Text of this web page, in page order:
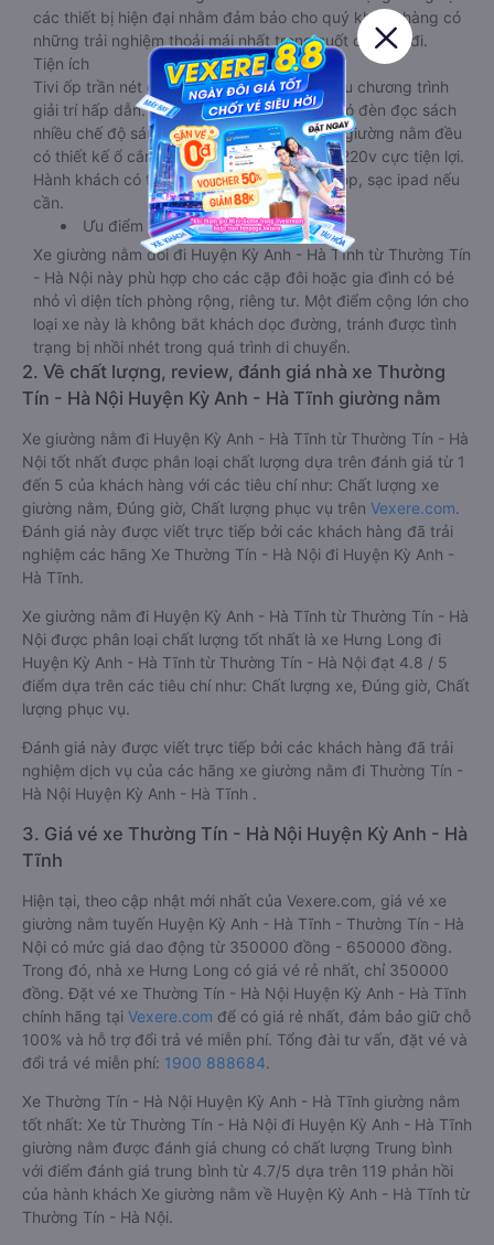
các thiết bị hiện đại nhằm đảm bảo cho quý khách hàng có
những trải nghiệm thoải mái nhất trong suốt chuyến đi.
Tiện ích
Tivi ốp trần nét cứng, đầu HD tích hợp nhiều chương trình
giải trí hấp dẫn. Trong phòng có tai nghe, có đèn đọc sách
nhiều chế độ sáng, wifi tốc độ cao. Tại mỗi giường nằm đều
có thiết kế ổ cắm sạc đa năng nguồn điện 220v cực tiện lợi.
Hành khách có thể sạc điện thoại, sạc laptop, sạc ipad nếu
cần.
Ưu điểm
Xe giường nằm đôi đi Huyện Kỳ Anh - Hà Tĩnh từ Thường Tín
- Hà Nội này phù hợp cho các cặp đôi hoặc gia đình có bé
nhỏ vì diện tích phòng rộng, riêng tư. Một điểm cộng lớn cho
loại xe này là không bắt khách dọc đường, tránh được tình
trạng bị nhồi nhét trong quá trình di chuyển.
2. Về chất lượng, review, đánh giá nhà xe Thường
Tín - Hà Nội Huyện Kỳ Anh - Hà Tĩnh giường nằm
Xe giường nằm đi Huyện Kỳ Anh - Hà Tĩnh từ Thường Tín - Hà
Nội tốt nhất được phân loại chất lượng dựa trên đánh giá từ 1
đến 5 của khách hàng với các tiêu chí như: Chất lượng xe
giường nằm, Đúng giờ, Chất lượng phục vụ trên Vexere.com.
Đánh giá này được viết trực tiếp bởi các khách hàng đã trải
nghiệm các hãng Xe Thường Tín - Hà Nội đi Huyện Kỳ Anh -
Hà Tĩnh.
Xe giường nằm đi Huyện Kỳ Anh - Hà Tĩnh từ Thường Tín - Hà
Nội được phân loại chất lượng tốt nhất là xe Hưng Long đi
Huyện Kỳ Anh - Hà Tĩnh từ Thường Tín - Hà Nội đạt 4.8 / 5
điểm dựa trên các tiêu chí như: Chất lượng xe, Đúng giờ, Chất
lượng phục vụ.
Đánh giá này được viết trực tiếp bởi các khách hàng đã trải
nghiệm dịch vụ của các hãng xe giường nằm đi Thường Tín -
Hà Nội Huyện Kỳ Anh - Hà Tĩnh .
3. Giá vé xe Thường Tín - Hà Nội Huyện Kỳ Anh - Hà
Tĩnh
Hiện tại, theo cập nhật mới nhất của Vexere.com, giá vé xe
giường nằm tuyến Huyện Kỳ Anh - Hà Tĩnh - Thường Tín - Hà
Nội có mức giá dao động từ 350000 đồng - 650000 đồng.
Trong đó, nhà xe Hưng Long có giá vé rẻ nhất, chỉ 350000
đồng. Đặt vé xe Thường Tín - Hà Nội Huyện Kỳ Anh - Hà Tĩnh
chính hãng tại Vexere.com để có giá rẻ nhất, đảm bảo giữ chỗ
100% và hỗ trợ đổi trả vé miễn phí. Tổng đài tư vấn, đặt vé và
đổi trả vé miễn phí: 1900 888684.
Xe Thường Tín - Hà Nội Huyện Kỳ Anh - Hà Tĩnh giường nằm
tốt nhất: Xe từ Thường Tín - Hà Nội đi Huyện Kỳ Anh - Hà Tĩnh
giường nằm được đánh giá chung có chất lượng Trung bình
với điểm đánh giá trung bình từ 4.7/5 dựa trên 119 phản hồi
của hành khách Xe giường nằm về Huyện Kỳ Anh - Hà Tĩnh từ
Thường Tín - Hà Nội.